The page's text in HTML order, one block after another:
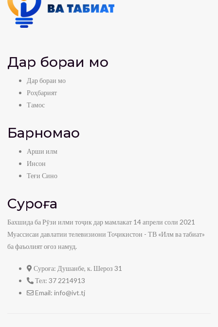
Дар бораи мо
Дар бораи мо
Роҳбарият
Тамос
Барномаҳо
Арши илм
Инсон
Теғи Сино
Суроға
Бахшида ба Рӯзи илми тоҷик дар мамлакат 14 апрели соли 2021
Муассисаи давлатии телевизиони Тоҷикистон - ТВ «Илм ва табиат»
ба фаъолият оғоз намуд.
Суроға: Душанбе, к. Шероз 31
Тел: 37 2214913
Email: info@ivt.tj